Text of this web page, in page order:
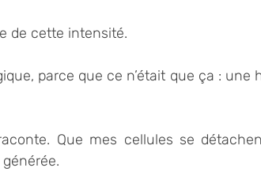
de cette intensité.
parce que ce n’était que ça : une
Que mes cellules se